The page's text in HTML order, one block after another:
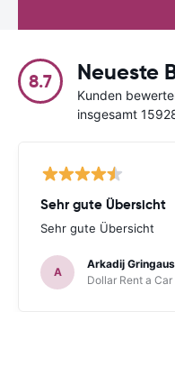
8.7 Neueste
Kunden
insgesamt
Sehr gute Übersicht
Sehr gute Übersicht
A
Arkadij Gringaus
Dollar Rent a